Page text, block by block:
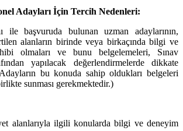
Adayları İçin Tercih Nedenleri:
ile başvuruda bulunan uzman adaylarının,
alanların birinde veya birkaçında bilgi ve
olmaları ve bunu belgelemeleri, Sınav
yapılacak değerlendirmelerde dikkate
bu konuda sahip oldukları belgeleri
sunması gerekmektedir.)
alanlarıyla ilgili konularda bilgi ve deneyim